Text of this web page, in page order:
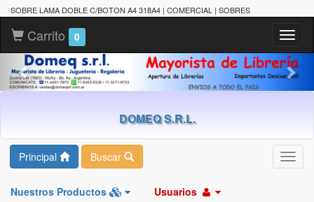
SOBRE LAMA DOBLE C/BOTON A4 318A4 | COMERCIAL | SOBRES
Carrito 0
DOMEQ S.R.L.
Principal Buscar
Nuestros Productos Usuarios